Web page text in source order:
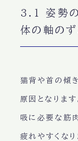
3.1 姿勢の
体の軸の
猫背や首の傾き
原因となります
吸に必要な筋
疲れやすくなり